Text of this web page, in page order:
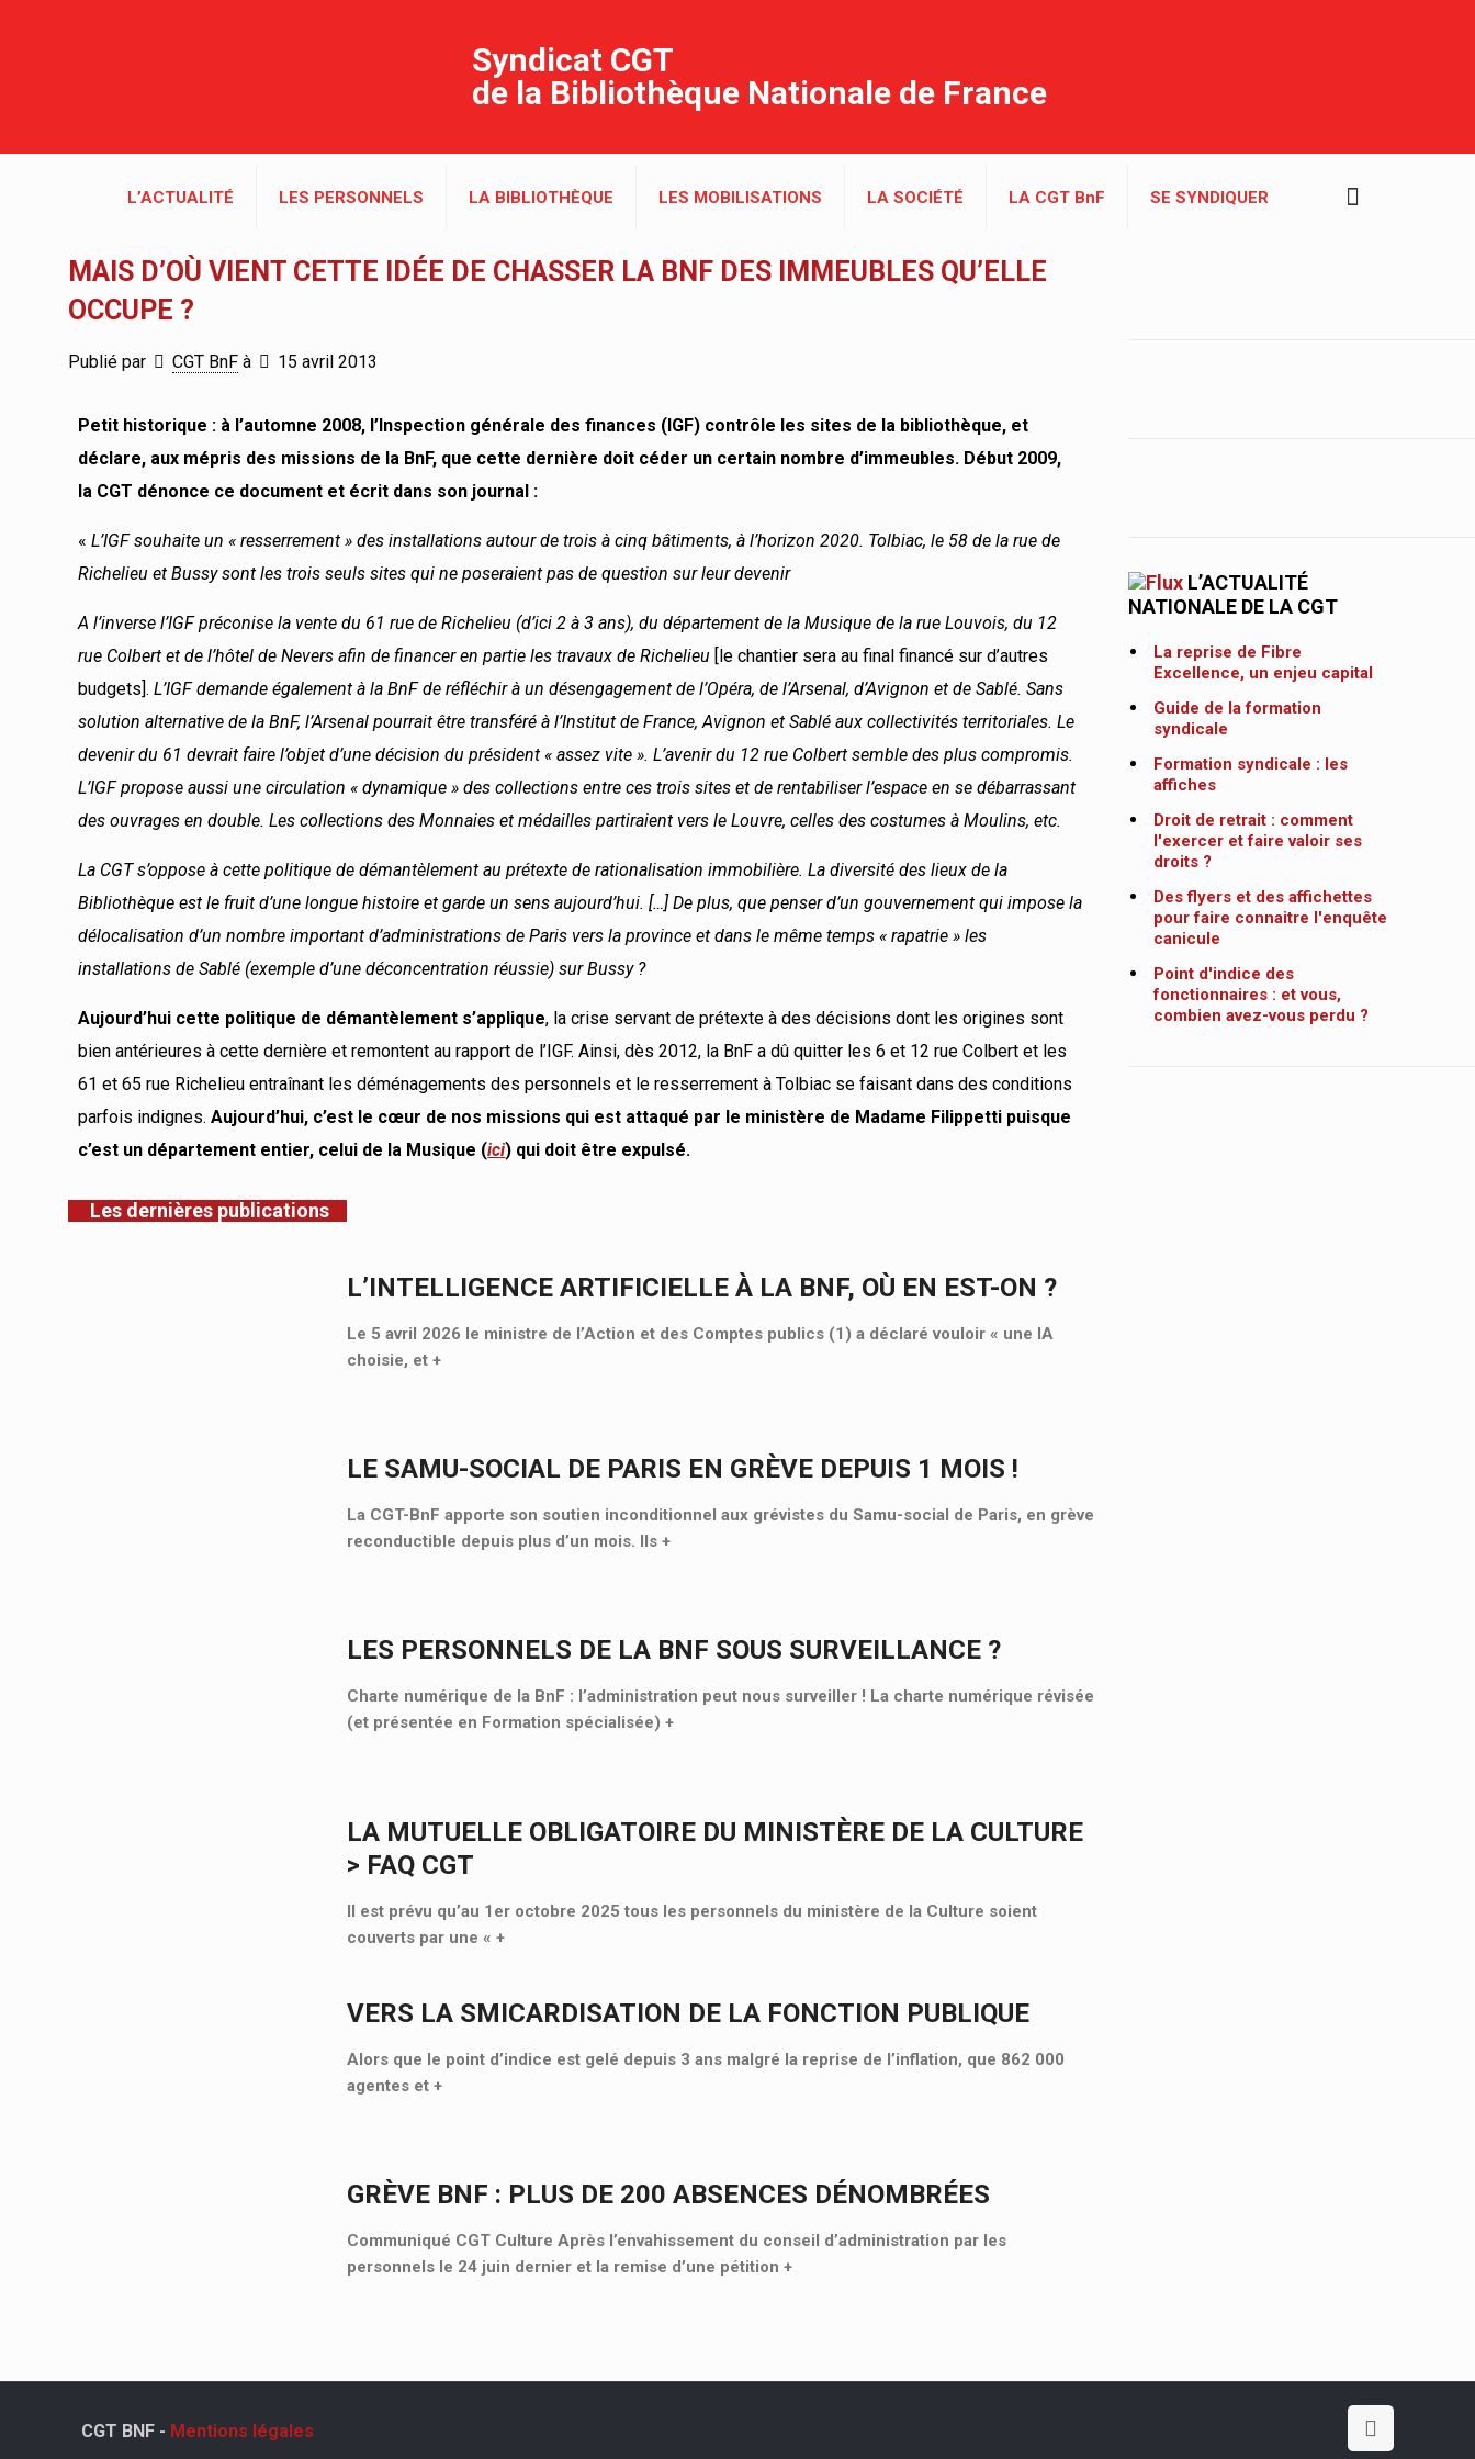
Syndicat CGT
de la Bibliothèque Nationale de France
L’ACTUALITÉ LES PERSONNELS LA BIBLIOTHÈQUE LES MOBILISATIONS LA SOCIÉTÉ LA CGT BnF SE SYNDIQUER
MAIS D’OÙ VIENT CETTE IDÉE DE CHASSER LA BNF DES IMMEUBLES QU’ELLE
OCCUPE ?
Publié par CGT BnF à 15 avril 2013
Petit historique : à l’automne 2008, l’Inspection générale des finances (IGF) contrôle les sites de la bibliothèque, et
déclare, aux mépris des missions de la BnF, que cette dernière doit céder un certain nombre d’immeubles. Début 2009,
la CGT dénonce ce document et écrit dans son journal :
« L’IGF souhaite un « resserrement » des installations autour de trois à cinq bâtiments, à l’horizon 2020. Tolbiac, le 58 de la rue de
Richelieu et Bussy sont les trois seuls sites qui ne poseraient pas de question sur leur devenir
A l’inverse l’IGF préconise la vente du 61 rue de Richelieu (d’ici 2 à 3 ans), du département de la Musique de la rue Louvois, du 12
rue Colbert et de l’hôtel de Nevers afin de financer en partie les travaux de Richelieu [le chantier sera au final financé sur d’autres
budgets]. L’IGF demande également à la BnF de réfléchir à un désengagement de l’Opéra, de l’Arsenal, d’Avignon et de Sablé. Sans
solution alternative de la BnF, l’Arsenal pourrait être transféré à l’Institut de France, Avignon et Sablé aux collectivités territoriales. Le
devenir du 61 devrait faire l’objet d’une décision du président « assez vite ». L’avenir du 12 rue Colbert semble des plus compromis.
L’IGF propose aussi une circulation « dynamique » des collections entre ces trois sites et de rentabiliser l’espace en se débarrassant
des ouvrages en double. Les collections des Monnaies et médailles partiraient vers le Louvre, celles des costumes à Moulins, etc.
La CGT s’oppose à cette politique de démantèlement au prétexte de rationalisation immobilière. La diversité des lieux de la
Bibliothèque est le fruit d’une longue histoire et garde un sens aujourd’hui. […] De plus, que penser d’un gouvernement qui impose la
délocalisation d’un nombre important d’administrations de Paris vers la province et dans le même temps « rapatrie » les
installations de Sablé (exemple d’une déconcentration réussie) sur Bussy ?
Aujourd’hui cette politique de démantèlement s’applique, la crise servant de prétexte à des décisions dont les origines sont
bien antérieures à cette dernière et remontent au rapport de l’IGF. Ainsi, dès 2012, la BnF a dû quitter les 6 et 12 rue Colbert et les
61 et 65 rue Richelieu entraînant les déménagements des personnels et le resserrement à Tolbiac se faisant dans des conditions
parfois indignes. Aujourd’hui, c’est le cœur de nos missions qui est attaqué par le ministère de Madame Filippetti puisque
c’est un département entier, celui de la Musique (ici) qui doit être expulsé.
Les dernières publications
L’INTELLIGENCE ARTIFICIELLE À LA BNF, OÙ EN EST-ON ?
Le 5 avril 2026 le ministre de l’Action et des Comptes publics (1) a déclaré vouloir « une IA
choisie, et +
LE SAMU-SOCIAL DE PARIS EN GRÈVE DEPUIS 1 MOIS !
La CGT-BnF apporte son soutien inconditionnel aux grévistes du Samu-social de Paris, en grève
reconductible depuis plus d’un mois. Ils +
LES PERSONNELS DE LA BNF SOUS SURVEILLANCE ?
Charte numérique de la BnF : l’administration peut nous surveiller ! La charte numérique révisée
(et présentée en Formation spécialisée) +
LA MUTUELLE OBLIGATOIRE DU MINISTÈRE DE LA CULTURE
> FAQ CGT
Il est prévu qu’au 1er octobre 2025 tous les personnels du ministère de la Culture soient
couverts par une « +
VERS LA SMICARDISATION DE LA FONCTION PUBLIQUE
Alors que le point d’indice est gelé depuis 3 ans malgré la reprise de l’inflation, que 862 000
agentes et +
GRÈVE BNF : PLUS DE 200 ABSENCES DÉNOMBRÉES
Communiqué CGT Culture Après l’envahissement du conseil d’administration par les
personnels le 24 juin dernier et la remise d’une pétition +
L’ACTUALITÉ
NATIONALE DE LA CGT
La reprise de Fibre
Excellence, un enjeu capital
Guide de la formation
syndicale
Formation syndicale : les
affiches
Droit de retrait : comment
l'exercer et faire valoir ses
droits ?
Des flyers et des affichettes
pour faire connaitre l'enquête
canicule
Point d'indice des
fonctionnaires : et vous,
combien avez-vous perdu ?
CGT BNF - Mentions légales